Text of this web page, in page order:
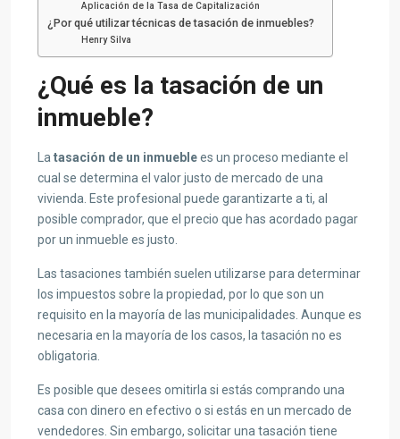
Aplicación de la Tasa de Capitalización
¿Por qué utilizar técnicas de tasación de inmuebles?
Henry Silva
¿Qué es la tasación de un
inmueble?
La tasación de un inmueblees un proceso mediante el
cual se determina el valor justo de mercado de una
vivienda. Este profesional puede garantizarte a ti, al
posible comprador, que el precio que has acordado pagar
por un inmueble es justo.
Las tasaciones también suelen utilizarse para determinar
los impuestos sobre la propiedad, por lo que son un
requisito en la mayoría de las municipalidades. Aunque es
necesaria en la mayoría de los casos, la tasación no es
obligatoria.
Es posible que desees omitirla si estás comprando una
casa con dinero en efectivo o si estás en un mercado de
vendedores. Sin embargo, solicitar una tasación tiene